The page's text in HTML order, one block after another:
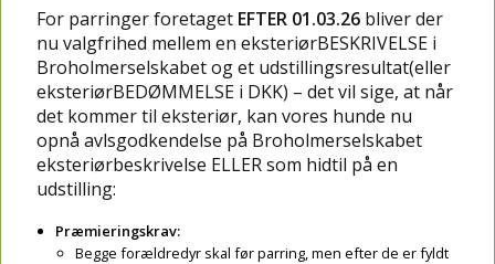
For parringer foretaget EFTER 01.03.26bliver der
nu valgfrihed mellem en eksteriørBESKRIVELSE i
Broholmerselskabet og et udstillingsresultat(eller
eksteriørBEDØMMELSE i DKK) – det vil sige, at når
det kommer til eksteriør, kan vores hunde nu
opnå avlsgodkendelse på Broholmerselskabet
eksteriørbeskrivelse ELLER som hidtil på en
udstilling:
Præmieringskrav:
Begge forældredyr skal før parring, men efter de er fyldt